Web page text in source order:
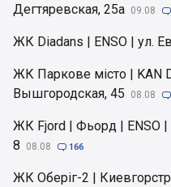
Дегтяревская, 25а 09.08 
ЖК Diadans | ENSO | ул.
ЖК Паркове місто | KAN
Вышгородская, 45
08.08 
ЖК Fjord | Фьорд | ENSO
8
08.08  166
ЖК Оберіг-2 |